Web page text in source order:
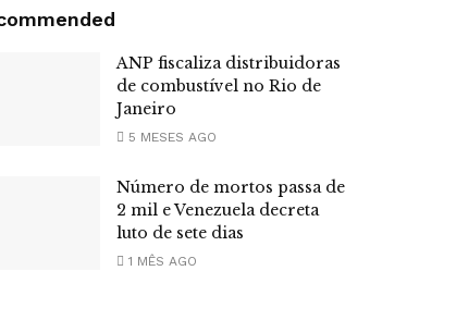
ANP fiscaliza distribuidoras
de combustível no Rio de
Janeiro
5 MESES AGO
Número de mortos passa de
2 mil e Venezuela decreta
luto de sete dias
1 MÊS AGO